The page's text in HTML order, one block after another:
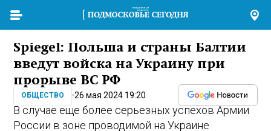
Spiegel: Польша и страны Балтии
введут войска на Украину при
прорыве ВС РФ
ОБЩЕСТВО 26 мая 2024 19:20
В случае еще более серьезных успехов Армии
России в зоне проводимой на Украине